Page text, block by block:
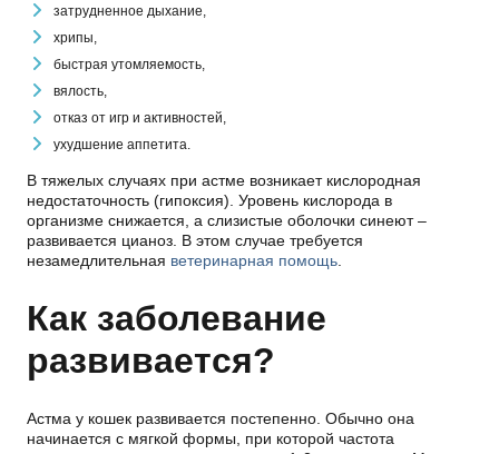
затрудненное дыхание,
хрипы,
быстрая утомляемость,
вялость,
отказ от игр и активностей,
ухудшение аппетита.
В тяжелых случаях при астме возникает кислородная
недостаточность (гипоксия). Уровень кислорода в
организме снижается, а слизистые оболочки синеют –
развивается цианоз. В этом случае требуется
незамедлительная ветеринарная помощь
Как заболевание
развивается?
Астма у кошек развивается постепенно. Обычно она
начинается с мягкой формы, при которой частота